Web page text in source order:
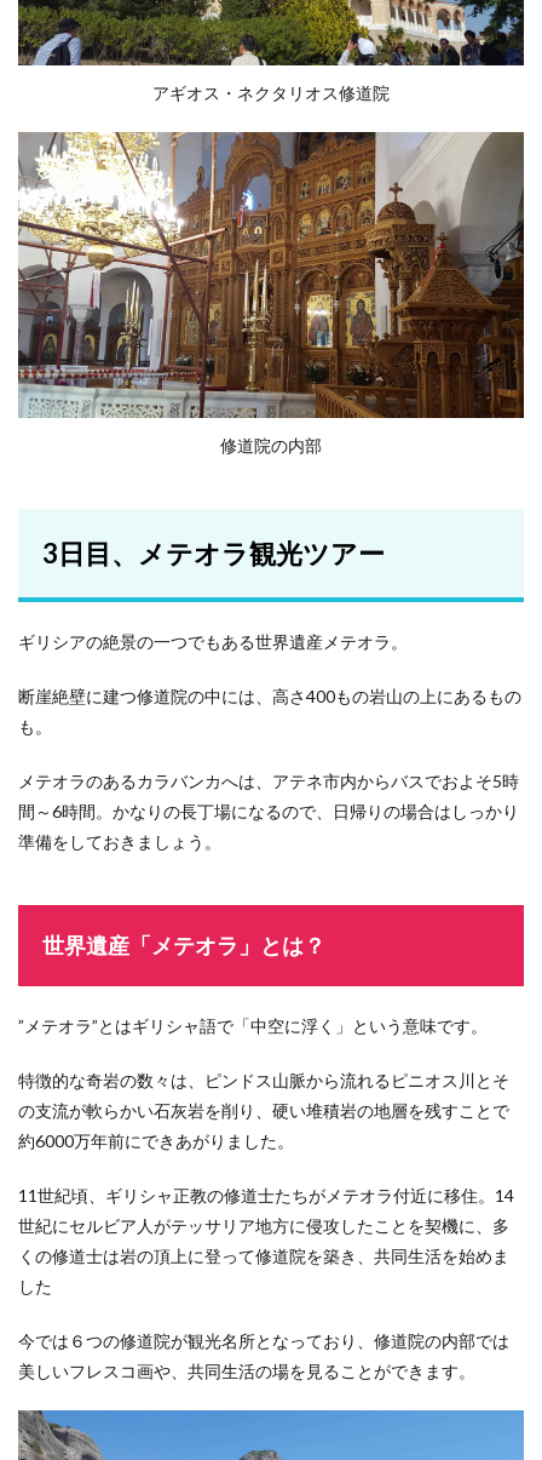
アギオス・ネクタリオス修道院
修道院の内部
3日目、メテオラ観光ツアー
ギリシアの絶景の一つでもある世界遺産メテオラ。
断崖絶壁に建つ修道院の中には、高さ400もの岩山の上にあるもの
も。
メテオラのあるカラバンカへは、アテネ市内からバスでおよそ5時
間～6時間。かなりの長丁場になるので、日帰りの場合はしっかり
準備をしておきましょう。
世界遺産「メテオラ」とは？
”メテオラ”とはギリシャ語で「中空に浮く」という意味です。
特徴的な奇岩の数々は、ピンドス山脈から流れるピニオス川とそ
の支流が軟らかい石灰岩を削り、硬い堆積岩の地層を残すことで
約6000万年前にできあがりました。
11世紀頃、ギリシャ正教の修道士たちがメテオラ付近に移住。14
世紀にセルビア人がテッサリア地方に侵攻したことを契機に、多
くの修道士は岩の頂上に登って修道院を築き、共同生活を始めま
した
今では６つの修道院が観光名所となっており、修道院の内部では
美しいフレスコ画や、共同生活の場を見ることができます。